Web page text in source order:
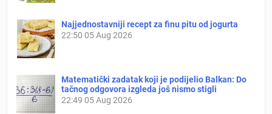
Najjednostavniji recept za finu pitu od jogurta
22:50 05 Aug 2026
Matematički zadatak koji je podijelio Balkan: Do
tačnog odgovora izgleda još nismo stigli
22:49 05 Aug 2026